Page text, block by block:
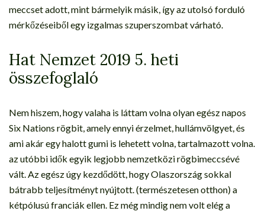
meccset adott, mint bármelyik másik, így az utolsó forduló
mérkőzéseiből egy izgalmas szuperszombat várható.
Hat Nemzet 2019 5. heti
összefoglaló
Nem hiszem, hogy valaha is láttam volna olyan egész napos
Six Nations rögbit, amely ennyi érzelmet, hullámvölgyet, és
ami akár egy halott gumi is lehetett volna, tartalmazott volna.
az utóbbi idők egyik legjobb nemzetközi rögbimeccsévé
vált. Az egész úgy kezdődött, hogy Olaszország sokkal
bátrabb teljesítményt nyújtott. (természetesen otthon) a
kétpólusú franciák ellen. Ez még mindig nem volt elég a